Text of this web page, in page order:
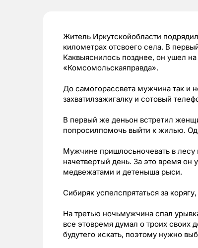
Житель Иркутскойобласти
километрах отсвоего села. В
Каквыяснилось позднее, он ушел
«Комсомольскаяправда».
До самогорассвета мужчина так и
захватилзажигалку и сотовый
В первый же деньон встретил
попросилпомочь выйти к жилью.
Мужчине пришлосьночевать в
начетвертый день. За это время он
медвежатами и детеныша рыси.
Сибиряк успелспрятаться за
На третью ночьмужчина спал
все этовремя думал о троих своих
будутего искать, поэтому нужно